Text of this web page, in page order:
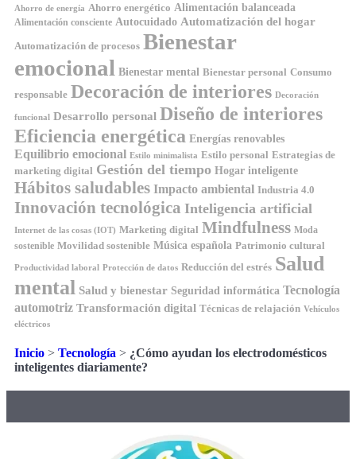
Ahorro de energía Ahorro energético Alimentación balanceada
Alimentación consciente Autocuidado Automatización del hogar
Automatización de procesos Bienestar
emocional Bienestar mental Bienestar personal Consumo
responsable Decoración de interiores Decoración
funcional Desarrollo personal Diseño de interiores
Eficiencia energética Energías renovables
Equilibrio emocional Estilo minimalista Estilo personal Estrategias de
marketing digital Gestión del tiempo Hogar inteligente
Hábitos saludables Impacto ambiental Industria 4.0
Innovación tecnológica Inteligencia artificial
Internet de las cosas (IOT) Marketing digital Mindfulness Moda
sostenible Movilidad sostenible Música española Patrimonio cultural
Productividad laboral Protección de datos Reducción del estrés Salud
mental Salud y bienestar Seguridad informática Tecnología
automotriz Transformación digital Técnicas de relajación Vehículos
eléctricos
Inicio > Tecnología > ¿Cómo ayudan los electrodomésticos
inteligentes diariamente?